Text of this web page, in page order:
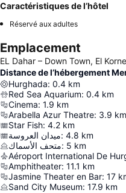
Caractéristiques de l’hôtel
Réservé aux adultes
Emplacement
EL Dahar – Down Town, El
Distance de l’hébergement
Hurghada: 0.4 km
Red Sea Aquarium: 0.4 km
Cinema: 1.9 km
Arabella Azur Theatre: 3.9 km
Star Fish: 4.2 km
ميدان العروسة: 4.8 km
متحف الأسماك: 5 km
Aéroport International De
Amphitheater: 11.1 km
Jasmine Theater en Bar: 17
Sand City Museum: 17.9 km